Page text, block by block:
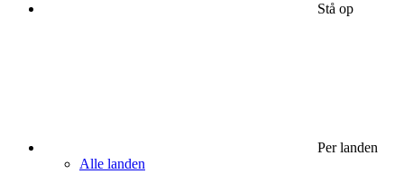
Stå op
Per landen
Alle landen